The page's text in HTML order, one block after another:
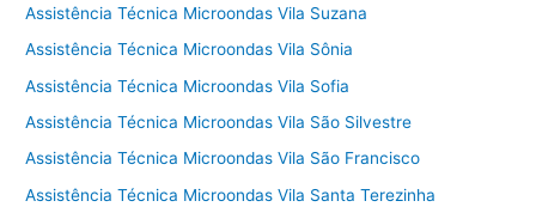
Assistência Técnica Microondas Vila Suzana
Assistência Técnica Microondas Vila Sônia
Assistência Técnica Microondas Vila Sofia
Assistência Técnica Microondas Vila São Silvestre
Assistência Técnica Microondas Vila São Francisco
Assistência Técnica Microondas Vila Santa Terezinha